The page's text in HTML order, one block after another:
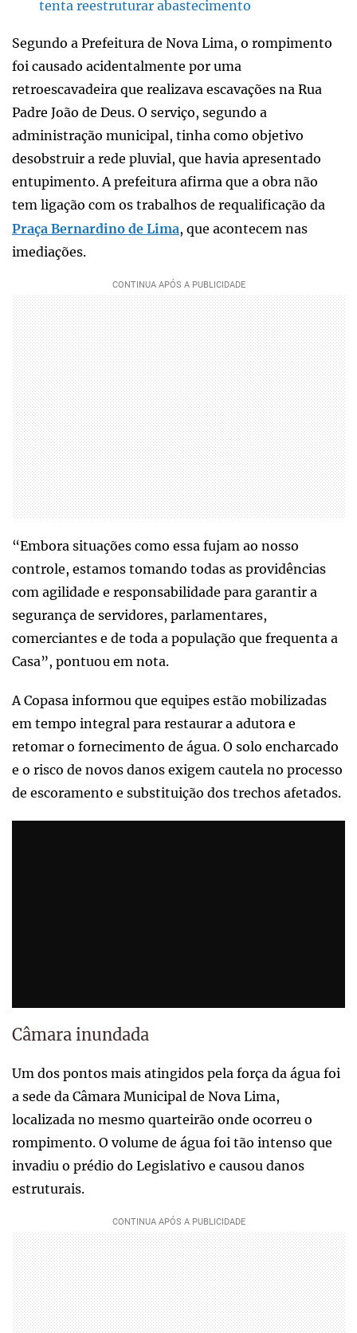
tenta reestruturar abastecimento
Segundo a Prefeitura de Nova Lima, o rompimento
foi causado acidentalmente por uma
retroescavadeira que realizava escavações na Rua
Padre João de Deus. O serviço, segundo a
administração municipal, tinha como objetivo
desobstruir a rede pluvial, que havia apresentado
entupimento. A prefeitura afirma que a obra não
tem ligação com os trabalhos de requalificação da
Praça Bernardino de Lima, que acontecem nas
imediações.
“Embora situações como essa fujam ao nosso
controle, estamos tomando todas as providências
com agilidade e responsabilidade para garantir a
segurança de servidores, parlamentares,
comerciantes e de toda a população que frequenta a
Casa”, pontuou em nota.
A Copasa informou que equipes estão mobilizadas
em tempo integral para restaurar a adutora e
retomar o fornecimento de água. O solo encharcado
e o risco de novos danos exigem cautela no processo
de escoramento e substituição dos trechos afetados.
Câmara inundada
Um dos pontos mais atingidos pela força da água foi
a sede da Câmara Municipal de Nova Lima,
localizada no mesmo quarteirão onde ocorreu o
rompimento. O volume de água foi tão intenso que
invadiu o prédio do Legislativo e causou danos
estruturais.